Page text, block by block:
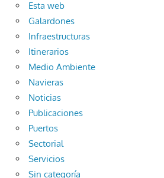
Esta web
Galardones
Infraestructuras
Itinerarios
Medio Ambiente
Navieras
Noticias
Publicaciones
Puertos
Sectorial
Servicios
Sin categoría